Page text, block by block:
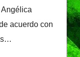
acuerdo con